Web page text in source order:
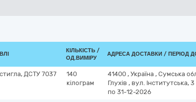
КІЛЬКІСТЬ /
ОД.ВИМІРУ
АДРЕСА ДОСТАВКИ / ПЕРІОД
ДСТУ 7037
140
кілограм
41400 , Україна , Сумська
Глухів , вул. Інститутська, 3
по 31-12-2026